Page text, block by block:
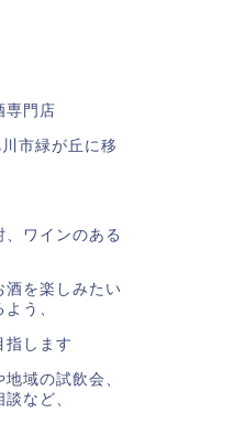
専門店
市緑が丘に移
ワインのある
酒を楽しみたい
う、
指します
域の試飲会、
など、